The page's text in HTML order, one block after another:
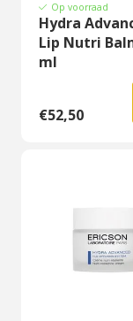
Op voorraad
Hydra
Lip Nutri
ml
€52,50